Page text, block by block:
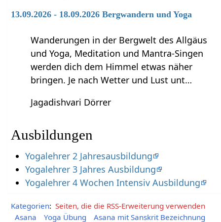
13.09.2026 - 18.09.2026 Bergwandern und Yoga
Wanderungen in der Bergwelt des Allgäus
und Yoga, Meditation und Mantra-Singen
werden dich dem Himmel etwas näher
bringen. Je nach Wetter und Lust unt…
Jagadishvari Dörrer
Ausbildungen
Yogalehrer 2 Jahresausbildung
Yogalehrer 3 Jahres Ausbildung
Yogalehrer 4 Wochen Intensiv Ausbildung
Kategorien: Seiten, die die RSS-Erweiterung verwenden
Asana
Yoga Übung Asana mit Sanskrit Bezeichnung